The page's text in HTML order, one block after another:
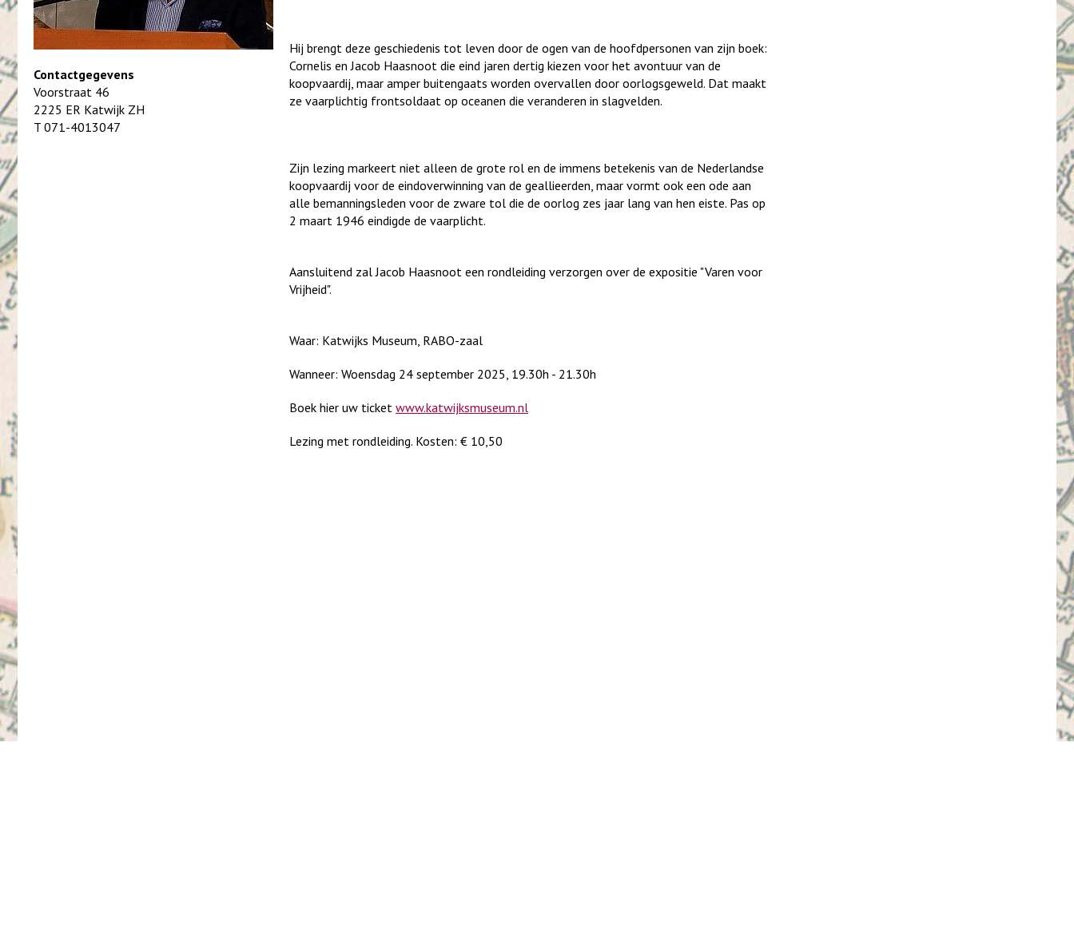
Contactgegevens
Voorstraat 46
2225 ER Katwijk ZH
T 071-4013047
Hij brengt deze geschiedenis tot leven door de ogen van de hoofdpersonen van zijn boek:
Cornelis en Jacob Haasnoot die eind jaren dertig kiezen voor het avontuur van de
koopvaardij, maar amper buitengaats worden overvallen door oorlogsgeweld. Dat maakt
ze vaarplichtig frontsoldaat op oceanen die veranderen in slagvelden.
Zijn lezing markeert niet alleen de grote rol en de immens betekenis van de Nederlandse
koopvaardij voor de eindoverwinning van de geallieerden, maar vormt ook een ode aan
alle bemanningsleden voor de zware tol die de oorlog zes jaar lang van hen eiste. Pas op
2 maart 1946 eindigde de vaarplicht.
Aansluitend zal Jacob Haasnoot een rondleiding verzorgen over de expositie "Varen voor
Vrijheid".
Waar: Katwijks Museum, RABO-zaal
Wanneer: Woensdag 24 september 2025, 19.30h - 21.30h
Boek hier uw ticket www.katwijksmuseum.nl
Lezing met rondleiding. Kosten: € 10,50